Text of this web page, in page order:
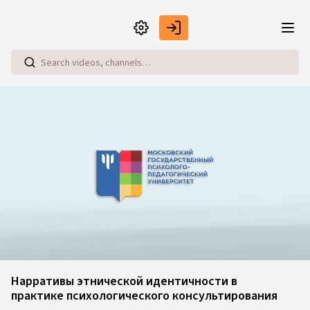
Нарративы этнической идентичности в
практике психологического консультирования